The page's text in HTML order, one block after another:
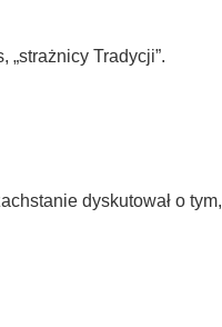
„strażnicy Tradycji”.
dyskutował o tym,